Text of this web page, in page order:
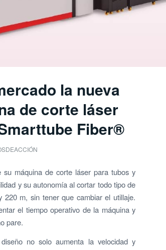
la nueva
de corte láser
Fiber®
máquina de corte láser para tubos y
y su autonomía al cortar todo tipo de
m, sin tener que cambiar el utillaje.
el tiempo operativo de la máquina y
pare.
no solo aumenta la velocidad y